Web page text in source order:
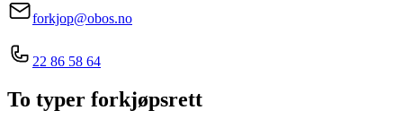
forkjop@obos.no
22 86 58 64
To typer forkjøpsrett